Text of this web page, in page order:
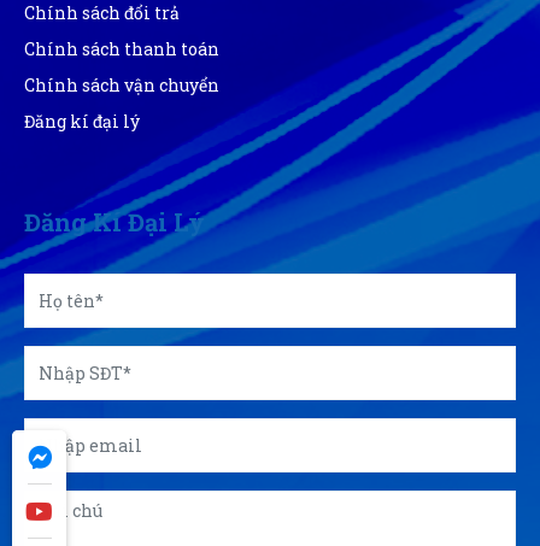
Chính sách đổi trả
Chính sách thanh toán
Chính sách vận chuyển
Đăng kí đại lý
Đăng Kí Đại Lý